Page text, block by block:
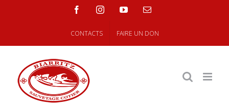
facebookinstagramyoutubeEmail
CONTACTS FAIRE UN DON